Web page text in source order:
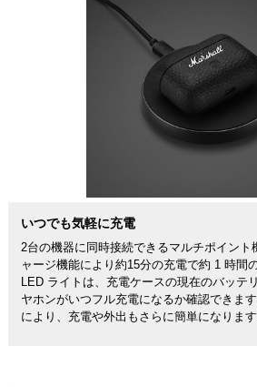
いつでも気軽に充電
2台の機器に同時接続できるマルチポイント
ャージ機能により約15分の充電で約 1 時間
LED ライトは、充電ケースの現在のバッテ
ヤホンがいつフル充電になるか確認できま
により、充電や外出もさらに簡単になります